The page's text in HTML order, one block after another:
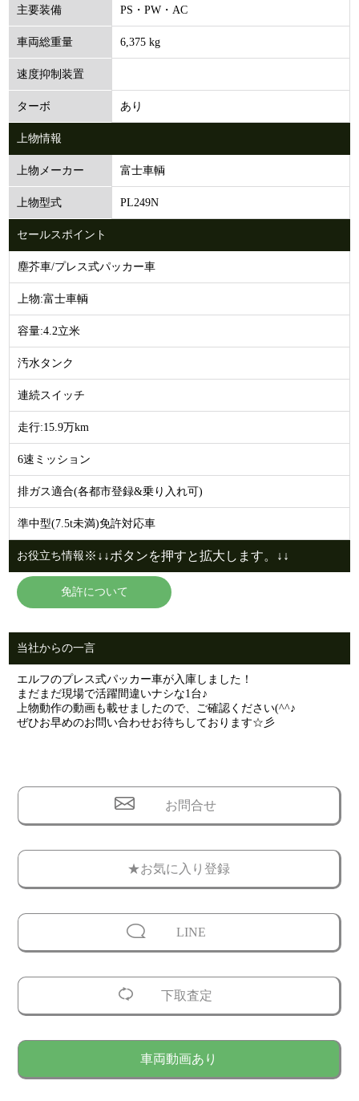
主要装備 PS・PW・AC
車両総重量 6,375 kg
速度抑制装置
ターボ あり
上物情報
上物メーカー 富士車輌
上物型式 PL249N
セールスポイント
塵芥車/プレス式パッカー車
上物:富士車輌
容量:4.2立米
汚水タンク
連続スイッチ
走行:15.9万km
6速ミッション
排ガス適合(各都市登録&乗り入れ可)
準中型(7.5t未満)免許対応車
お役立ち情報 ※↓↓ボタンを押すと拡大します。↓↓
免許について
当社からの一言
エルフのプレス式パッカー車が入庫しました！
まだまだ現場で活躍間違いナシな1台♪
上物動作の動画も載せましたので、ご確認ください(^^♪
ぜひお早めのお問い合わせお待ちしております☆彡
お問合せ
★お気に入り登録
LINE
下取査定
車両動画あり